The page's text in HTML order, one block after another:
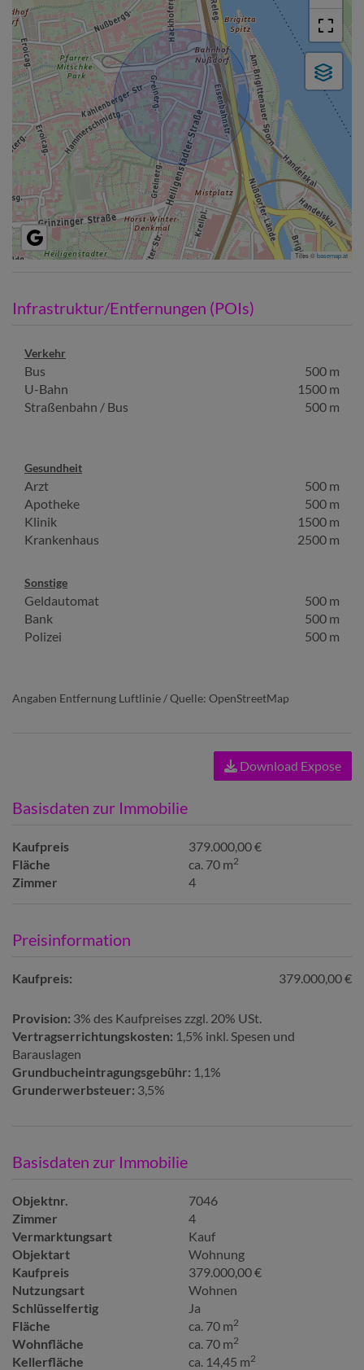
Tiles ©basemap.at
Infrastruktur/Entfernungen (POIs)
Verkehr
Bus
500 m
U-Bahn
1500 m
Straßenbahn / Bus
500 m
Gesundheit
Arzt
500 m
Apotheke
500 m
Klinik
1500 m
Krankenhaus
2500 m
Sonstige
Geldautomat
500 m
Bank
500 m
Polizei
500 m
Angaben Entfernung Luftlinie / Quelle: OpenStreetMap
Download Expose
Basisdaten zur Immobilie
Kaufpreis
379.000,00 €
Fläche
ca. 70 m2
Zimmer 4
Preisinformation
Kaufpreis: 379.000,00 €
Provision: 3% des Kaufpreises zzgl. 20% USt.
Vertragserrichtungskosten: 1,5% inkl. Spesen und
Barauslagen
Grundbucheintragungsgebühr: 1,1%
Grunderwerbsteuer: 3,5%
Basisdaten zur Immobilie
Objektnr.
7046
Zimmer
4
Vermarktungsart
Kauf
Objektart
Wohnung
Kaufpreis
379.000,00 €
Nutzungsart
Wohnen
Schlüsselfertig
Ja
Fläche
ca. 70 m2
Wohnfläche ca. 70 m2
Kellerfläche ca. 14,45 m2